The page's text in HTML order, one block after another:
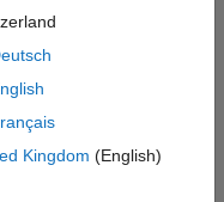
Kingdom (English)